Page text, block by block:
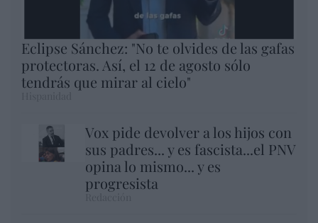
Eclipse Sánchez: "No te olvides de las gafas
protectoras. Así, el 12 de agosto sólo
tendrás que mirar al cielo"
Vox pide devolver a los hijos con
sus padres... y es fascista...el PNV
opina lo mismo... y es
progresista